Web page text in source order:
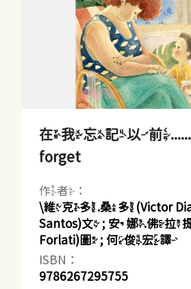
在我忘記以前...... =
forget
作者：
\維克多.桑多(Victor
Santos)文 ; 安娜.佛拉
Forlati)圖 ; 何俊宏譯
ISBN：
9786267295755